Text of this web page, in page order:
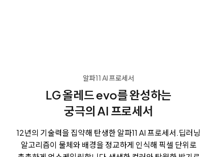
알파11 AI 프로세서
LG 올레드 evo를 완성하는
궁극의 AI 프로세서
12년의 기술력을 집약해 탄생한 알파11 AI 프로세서.딥러닝
알고리즘이 물체와 배경을 정교하게 인식해 픽셀 단위로